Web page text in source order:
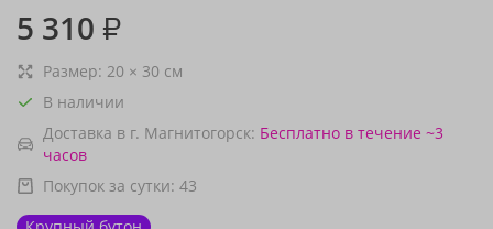
5 310 ₽
Размер: 20 × 30 см
В наличии
Доставка в г. Магнитогорск: Бесплатно в течение ~3
часов
Покупок за сутки: 43